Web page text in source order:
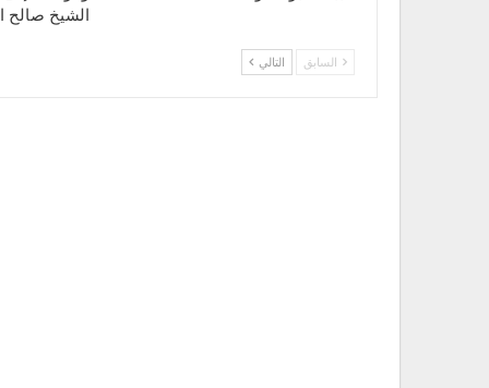
الشيخ صالح
السابق التالي